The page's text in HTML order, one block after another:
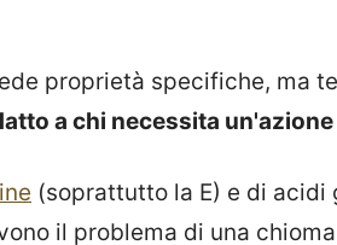
proprietà specifiche, ma
a chi necessita
(soprattutto la E) e di
il problema di una